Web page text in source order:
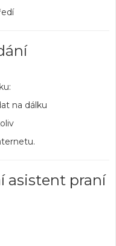
na dálku
asistent praní